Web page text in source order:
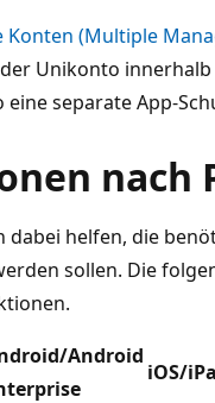
(Multiple
Unikonto
separate App-
nach
helfen, die
sollen. Die
Android
iOS/